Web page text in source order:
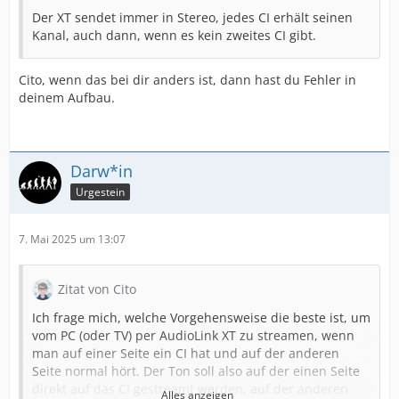
Der XT sendet immer in Stereo, jedes CI erhält seinen
Kanal, auch dann, wenn es kein zweites CI gibt.
Cito, wenn das bei dir anders ist, dann hast du Fehler in
deinem Aufbau.
Darw*in
Urgestein
7. Mai 2025 um 13:07
Zitat von Cito
Ich frage mich, welche Vorgehensweise die beste ist, um
vom PC (oder TV) per AudioLink XT zu streamen, wenn
man auf einer Seite ein CI hat und auf der anderen
Seite normal hört. Der Ton soll also auf der einen Seite
direkt auf das CI gestreamt werden, auf der anderen
Alles anzeigen